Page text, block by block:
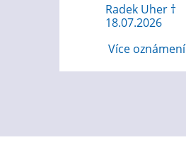
Radek Uher †
18.07.2026
Více oznámení